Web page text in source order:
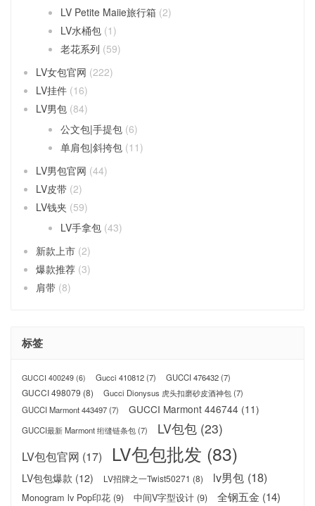
LV Petite Maiie旅行箱 (2)
LV水桶包 (1)
老花系列 (59)
LV女包官网 (222)
LV挂件 (16)
LV男包 (84)
公文包|手提包 (6)
单肩包|斜挎包 (11)
LV男包官网 (44)
LV皮带 (2)
LV钱夹 (59)
LV手拿包 (43)
新款上市 (2)
爆款推荐 (3)
肩带 (8)
标签
GUCCI 400249 (6) Gucci 410812(7) GUCCI 476432(7)
GUCCI 498079 (8) Gucci Dionysus 虎头扣磨砂皮酒神包(7)
GUCCI Marmont 443497(7) GUCCI Marmont 446744 (11)
GUCCI最新 Marmont 绗缝链条包(7) LV包包 (23)
LV包包官网 (17) LV包包批发 (83)
LV包包爆款 (12) LV招牌之一Twist50271 (8) lv男包 (18)
Monogram lv Pop印花 (9) 中间V字型设计 (9) 全钢五金 (14)